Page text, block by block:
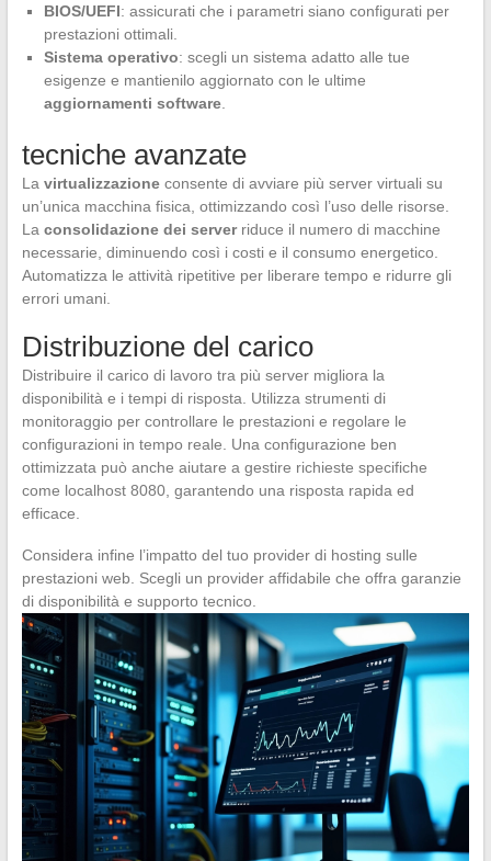
BIOS/UEFI: assicurati che i parametri siano configurati per
prestazioni ottimali.
Sistema operativo: scegli un sistema adatto alle tue
esigenze e mantienilo aggiornato con le ultime
aggiornamenti software.
tecniche avanzate
La virtualizzazioneconsente di avviare più server virtuali su
un’unica macchina fisica, ottimizzando così l’uso delle risorse.
La consolidazione dei serverriduce il numero di macchine
necessarie, diminuendo così i costi e il consumo energetico.
Automatizza le attività ripetitive per liberare tempo e ridurre gli
errori umani.
Distribuzione del carico
Distribuire il carico di lavoro tra più server migliora la
disponibilità e i tempi di risposta. Utilizza strumenti di
monitoraggio per controllare le prestazioni e regolare le
configurazioni in tempo reale. Una configurazione ben
ottimizzata può anche aiutare a gestire richieste specifiche
come localhost 8080, garantendo una risposta rapida ed
efficace.
Considera infine l’impatto del tuo provider di hosting sulle
prestazioni web. Scegli un provider affidabile che offra garanzie
di disponibilità e supporto tecnico.